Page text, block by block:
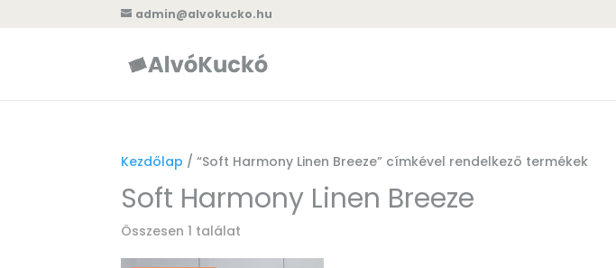
admin@alvokucko.hu
Kezdőlap / “Soft Harmony Linen Breeze” címkével rendelkező termékek
Soft Harmony Linen Breeze
Összesen 1 találat